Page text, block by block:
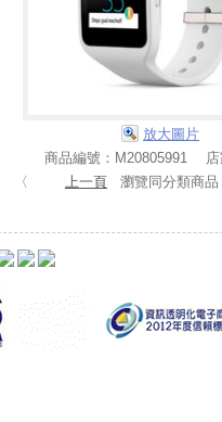
放大圖片
商品編號：M20805991 店
〈
上一頁 瀏覽同分類商